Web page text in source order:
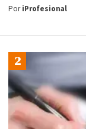
PoriProfesional